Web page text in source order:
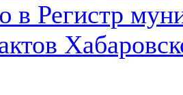
в Регистр